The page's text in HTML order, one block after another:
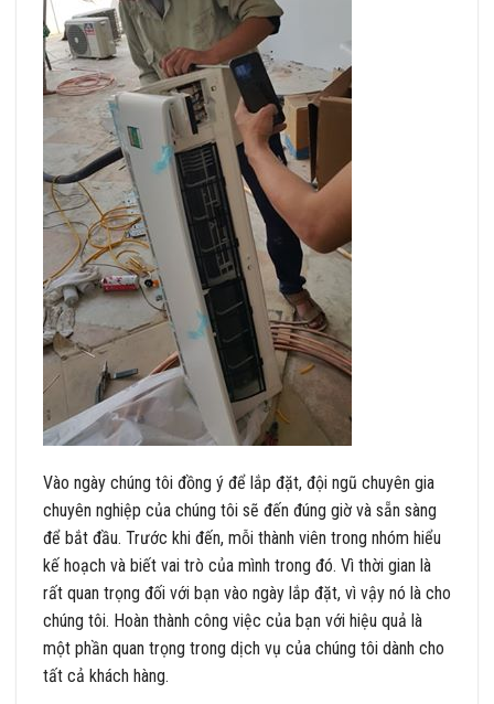
Vào ngày chúng tôi đồng ý để lắp đặt, đội ngũ chuyên gia
chuyên nghiệp của chúng tôi sẽ đến đúng giờ và sẵn sàng
để bắt đầu. Trước khi đến, mỗi thành viên trong nhóm hiểu
kế hoạch và biết vai trò của mình trong đó. Vì thời gian là
rất quan trọng đối với bạn vào ngày lắp đặt, vì vậy nó là cho
chúng tôi. Hoàn thành công việc của bạn với hiệu quả là
một phần quan trọng trong dịch vụ của chúng tôi dành cho
tất cả khách hàng.